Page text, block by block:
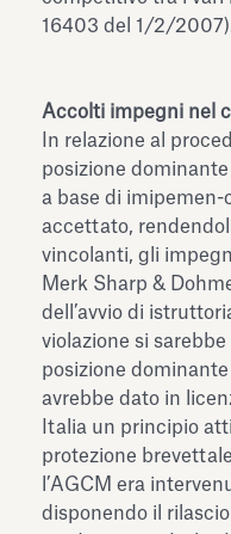
16403 del 1/2/
Accolti impegni nel
In relazione al
posizione
a base di imipemen-
accettato,
vincolanti, gli
Merk Sharp &
dell’avvio di
violazione si
posizione
avrebbe dato in
Italia un principio
protezione
l’AGCM era
disponendo il